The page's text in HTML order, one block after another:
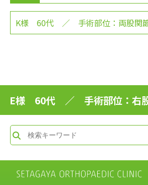
K様 60代 ／ 手術部位：両股関
E様 60代 ／ 手術部位：右